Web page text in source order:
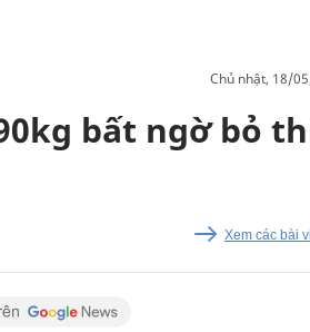
chủ nhật, 18/
bất ngờ bỏ
Xem các bài